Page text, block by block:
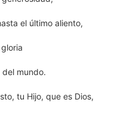
el último aliento,
mundo.
tu Hijo, que es Dios,